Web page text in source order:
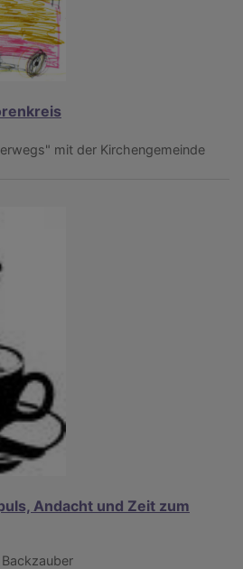
mit der Kirchengemeinde
Andacht und Zeit zum